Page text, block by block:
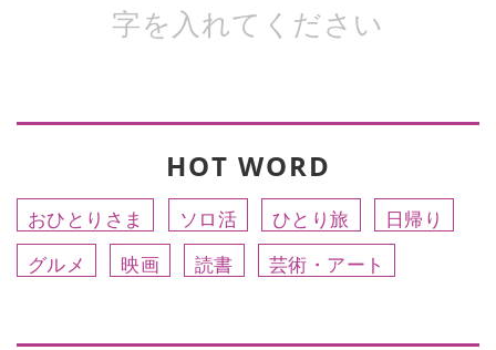
字を入れてください
HOT WORD
おひとりさま ソロ活 ひとり旅
日帰り
グルメ
映画 読書 芸術・アート